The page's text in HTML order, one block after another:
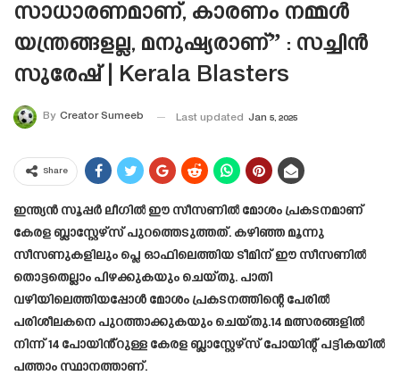
സാധാരണമാണ്, കാരണം നമ്മൾ
യന്ത്രങ്ങളല്ല, മനുഷ്യരാണ്” : സച്ചിൻ
സുരേഷ് | Kerala Blasters
By Creator Sumeeb Last updated Jan 5, 2025
Share
ഇന്ത്യൻ സൂപ്പർ ലീഗിൽ ഈ സീസണിൽ മോശം പ്രകടനമാണ്
കേരള ബ്ലാസ്റ്റേഴ്‌സ് പുറത്തെടുത്തത്. കഴിഞ്ഞ മൂന്നു
സീസണുകളിലും പ്ലെ ഓഫിലെത്തിയ ടീമിന് ഈ സീസണിൽ
തൊട്ടതെല്ലാം പിഴക്കുകയും ചെയ്തു. പാതി
വഴിയിലെത്തിയപ്പോൾ മോശം പ്രകടനത്തിന്റെ പേരിൽ
പരിശീലകനെ പുറത്താക്കുകയും ചെയ്തു.14 മത്സരങ്ങളിൽ
നിന്ന് 14 പോയിൻ്റുള്ള കേരള ബ്ലാസ്റ്റേഴ്‌സ് പോയിന്റ് പട്ടികയിൽ
പത്താം സ്ഥാനത്താണ്.